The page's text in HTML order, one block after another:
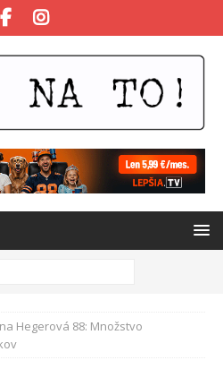
Hegerová 88: Množstvo